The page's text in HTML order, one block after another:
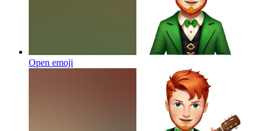
Open emoji